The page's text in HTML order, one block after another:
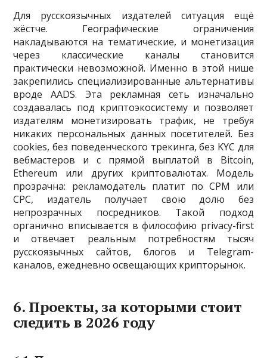
Для русскоязычных издателей ситуация ещё
жёстче. Географические ограничения
накладываются на тематические, и монетизация
через классические каналы становится
практически невозможной. Именно в этой нише
закрепились специализированные альтернативы
вроде AADS. Эта рекламная сеть изначально
создавалась под криптоэкосистему и позволяет
издателям монетизировать трафик, не требуя
никаких персональных данных посетителей. Без
cookies, без поведенческого трекинга, без KYC для
вебмастеров и с прямой выплатой в Bitcoin,
Ethereum или других криптовалютах. Модель
прозрачна: рекламодатель платит по CPM или
CPC, издатель получает свою долю без
непрозрачных посредников. Такой подход
органично вписывается в философию privacy-first
и отвечает реальным потребностям тысяч
русскоязычных сайтов, блогов и Telegram-
каналов, ежедневно освещающих крипторынок.
6. Проекты, за которыми стоит
следить в 2026 году